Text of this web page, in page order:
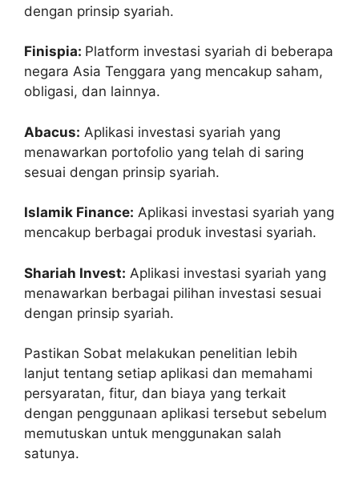
dengan prinsip syariah.
Finispia: Platform investasi syariah di beberapa
negara Asia Tenggara yang mencakup saham,
obligasi, dan lainnya.
Abacus: Aplikasi investasi syariah yang
menawarkan portofolio yang telah di saring
sesuai dengan prinsip syariah.
Islamik Finance: Aplikasi investasi syariah yang
mencakup berbagai produk investasi syariah.
Shariah Invest: Aplikasi investasi syariah yang
menawarkan berbagai pilihan investasi sesuai
dengan prinsip syariah.
Pastikan Sobat melakukan penelitian lebih
lanjut tentang setiap aplikasi dan memahami
persyaratan, fitur, dan biaya yang terkait
dengan penggunaan aplikasi tersebut sebelum
memutuskan untuk menggunakan salah
satunya.